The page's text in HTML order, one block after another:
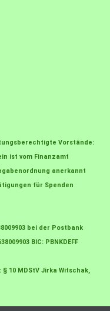
Vorstände:
ist vom Finanzamt
anerkannt
für Spenden
bei der Postbank
BIC: PBNKDEFF
10 MDStV Jirka Witschak,